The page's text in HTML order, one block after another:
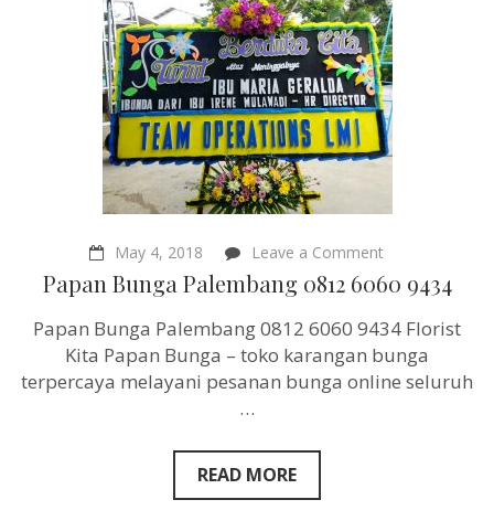
May 4, 2018 Leave a Commenton
Papan
Bunga
0812
9434
Papan Bunga Palembang 0812 6060 9434
Papan Bunga Palembang 0812 6060 9434 Florist
Kita Papan Bunga – toko karangan bunga
terpercaya melayani pesanan bunga online seluruh
…
READ MORE